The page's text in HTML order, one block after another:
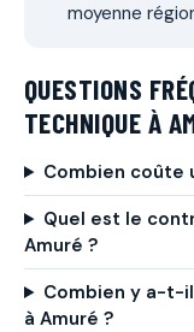
moyenne
QUESTIONS
TECHNIQUE À
Combien coûte
Quel est le
Amuré ?
Combien y a-t-
à Amuré ?